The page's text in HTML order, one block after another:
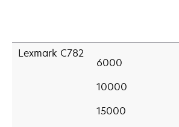
Lexmark C782
6000
10000
15000